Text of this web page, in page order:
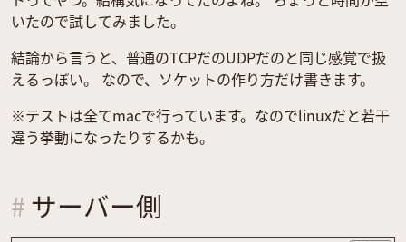
いたので試してみました。
結論から言うと、普通のTCPだのUDPだのと同じ感覚で扱
えるっぽい。 なので、ソケットの作り方だけ書きます。
※テストは全てmacで行っています。なのでlinuxだと若干
違う挙動になったりするかも。
サーバー側